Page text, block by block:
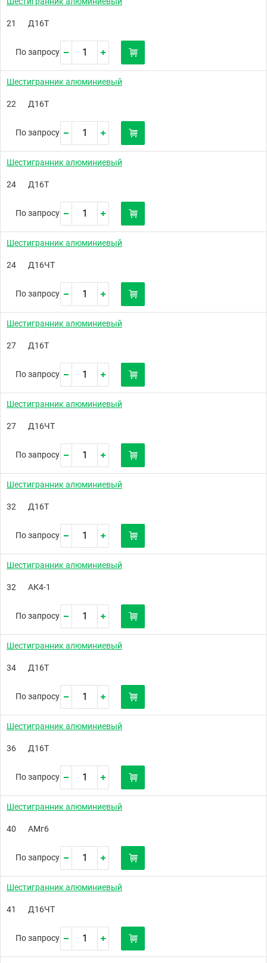
21 Д16Т
По запросу
Шестигранник алюминиевый
22 Д16Т
По запросу
Шестигранник алюминиевый
24 Д16Т
По запросу
Шестигранник алюминиевый
24 Д16ЧТ
По запросу
Шестигранник алюминиевый
27 Д16Т
По запросу
Шестигранник алюминиевый
27 Д16ЧТ
По запросу
Шестигранник алюминиевый
32 Д16Т
По запросу
Шестигранник алюминиевый
32 АК4-1
По запросу
Шестигранник алюминиевый
34 Д16Т
По запросу
Шестигранник алюминиевый
36 Д16Т
По запросу
Шестигранник алюминиевый
40 АМг6
По запросу
Шестигранник алюминиевый
41 Д16ЧТ
По запросу